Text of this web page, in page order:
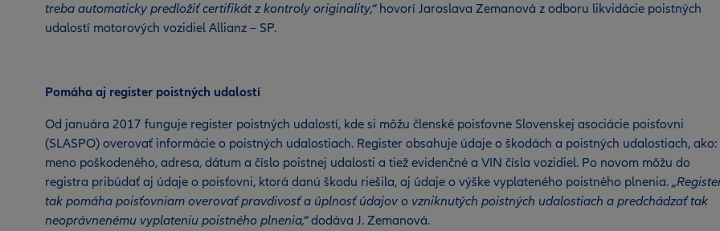
treba automaticky predložiť certifikát z kontroly originality,“ hovorí Jaroslava Zemanová z odboru likvidácie poistných
udalostí motorových vozidiel Allianz – SP.
Pomáha aj register poistných udalostí
Od januára 2017 funguje register poistných udalostí, kde si môžu členské poisťovne Slovenskej asociácie poisťovni
(SLASPO) overovať informácie o poistných udalostiach. Register obsahuje údaje o škodách a poistných udalostiach, ako:
meno poškodeného, adresa, dátum a číslo poistnej udalosti a tiež evidenčné a VIN čísla vozidiel. Po novom môžu do
registra pribúdať aj údaje o poisťovni, ktorá danú škodu riešila, aj údaje o výške vyplateného poistného plnenia.
tak pomáha poisťovniam overovať pravdivosť a úplnosť údajov o vzniknutých poistných udalostiach a predchádzať tak
neoprávnenému vyplateniu poistného plnenia,“dodáva J. Zemanová.